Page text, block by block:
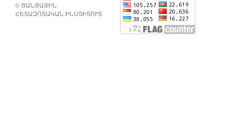
© ՑԱՆՑԱՅԻՆ
ՀԵՏԱԶՈՏԱԿԱՆ ԻՆՍՏԻՏՈՒՏ